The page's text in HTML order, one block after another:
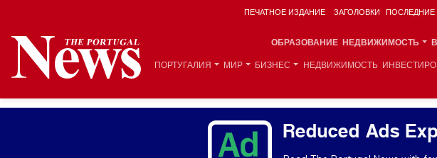
ПЕЧАТНОЕ ИЗДАНИЕ ЗАГОЛОВКИ ПОСЛЕДНИЕ
ОБРАЗОВАНИЕ НЕДВИЖИМОСТЬ
ПОРТУГАЛИЯ МИР БИЗНЕС НЕДВИЖИМОСТЬ
Reduced Ads